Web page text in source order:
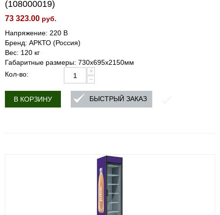
(108000019)
73 323.00 руб.
Напряжение: 220 В
Бренд: АРКТО (Россия)
Вес: 120 кг
Габаритные размеры: 730х695х2150мм
Кол-во:
+
−
В КОРЗИНУ БЫСТРЫЙ ЗАКАЗ